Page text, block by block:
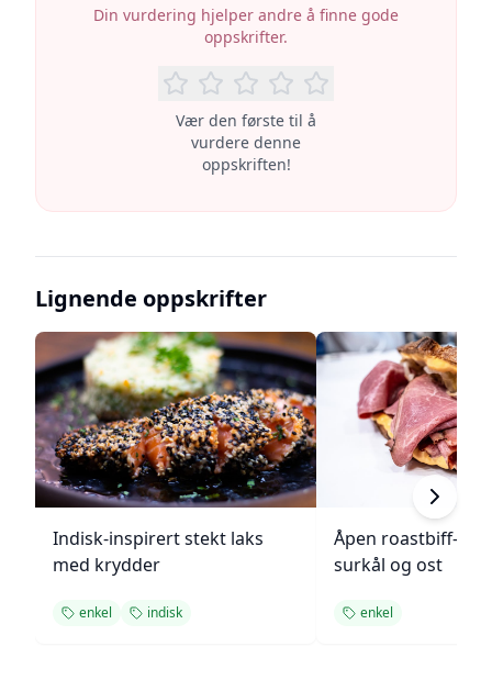
Din vurdering hjelper andre å finne gode
oppskrifter.
Vær den første til å
vurdere denne
oppskriften!
Lignende oppskrifter
Indisk-inspirert stekt laks
med krydder
enkel indisk
Åpen roastbiff-
surkål og ost
enkel